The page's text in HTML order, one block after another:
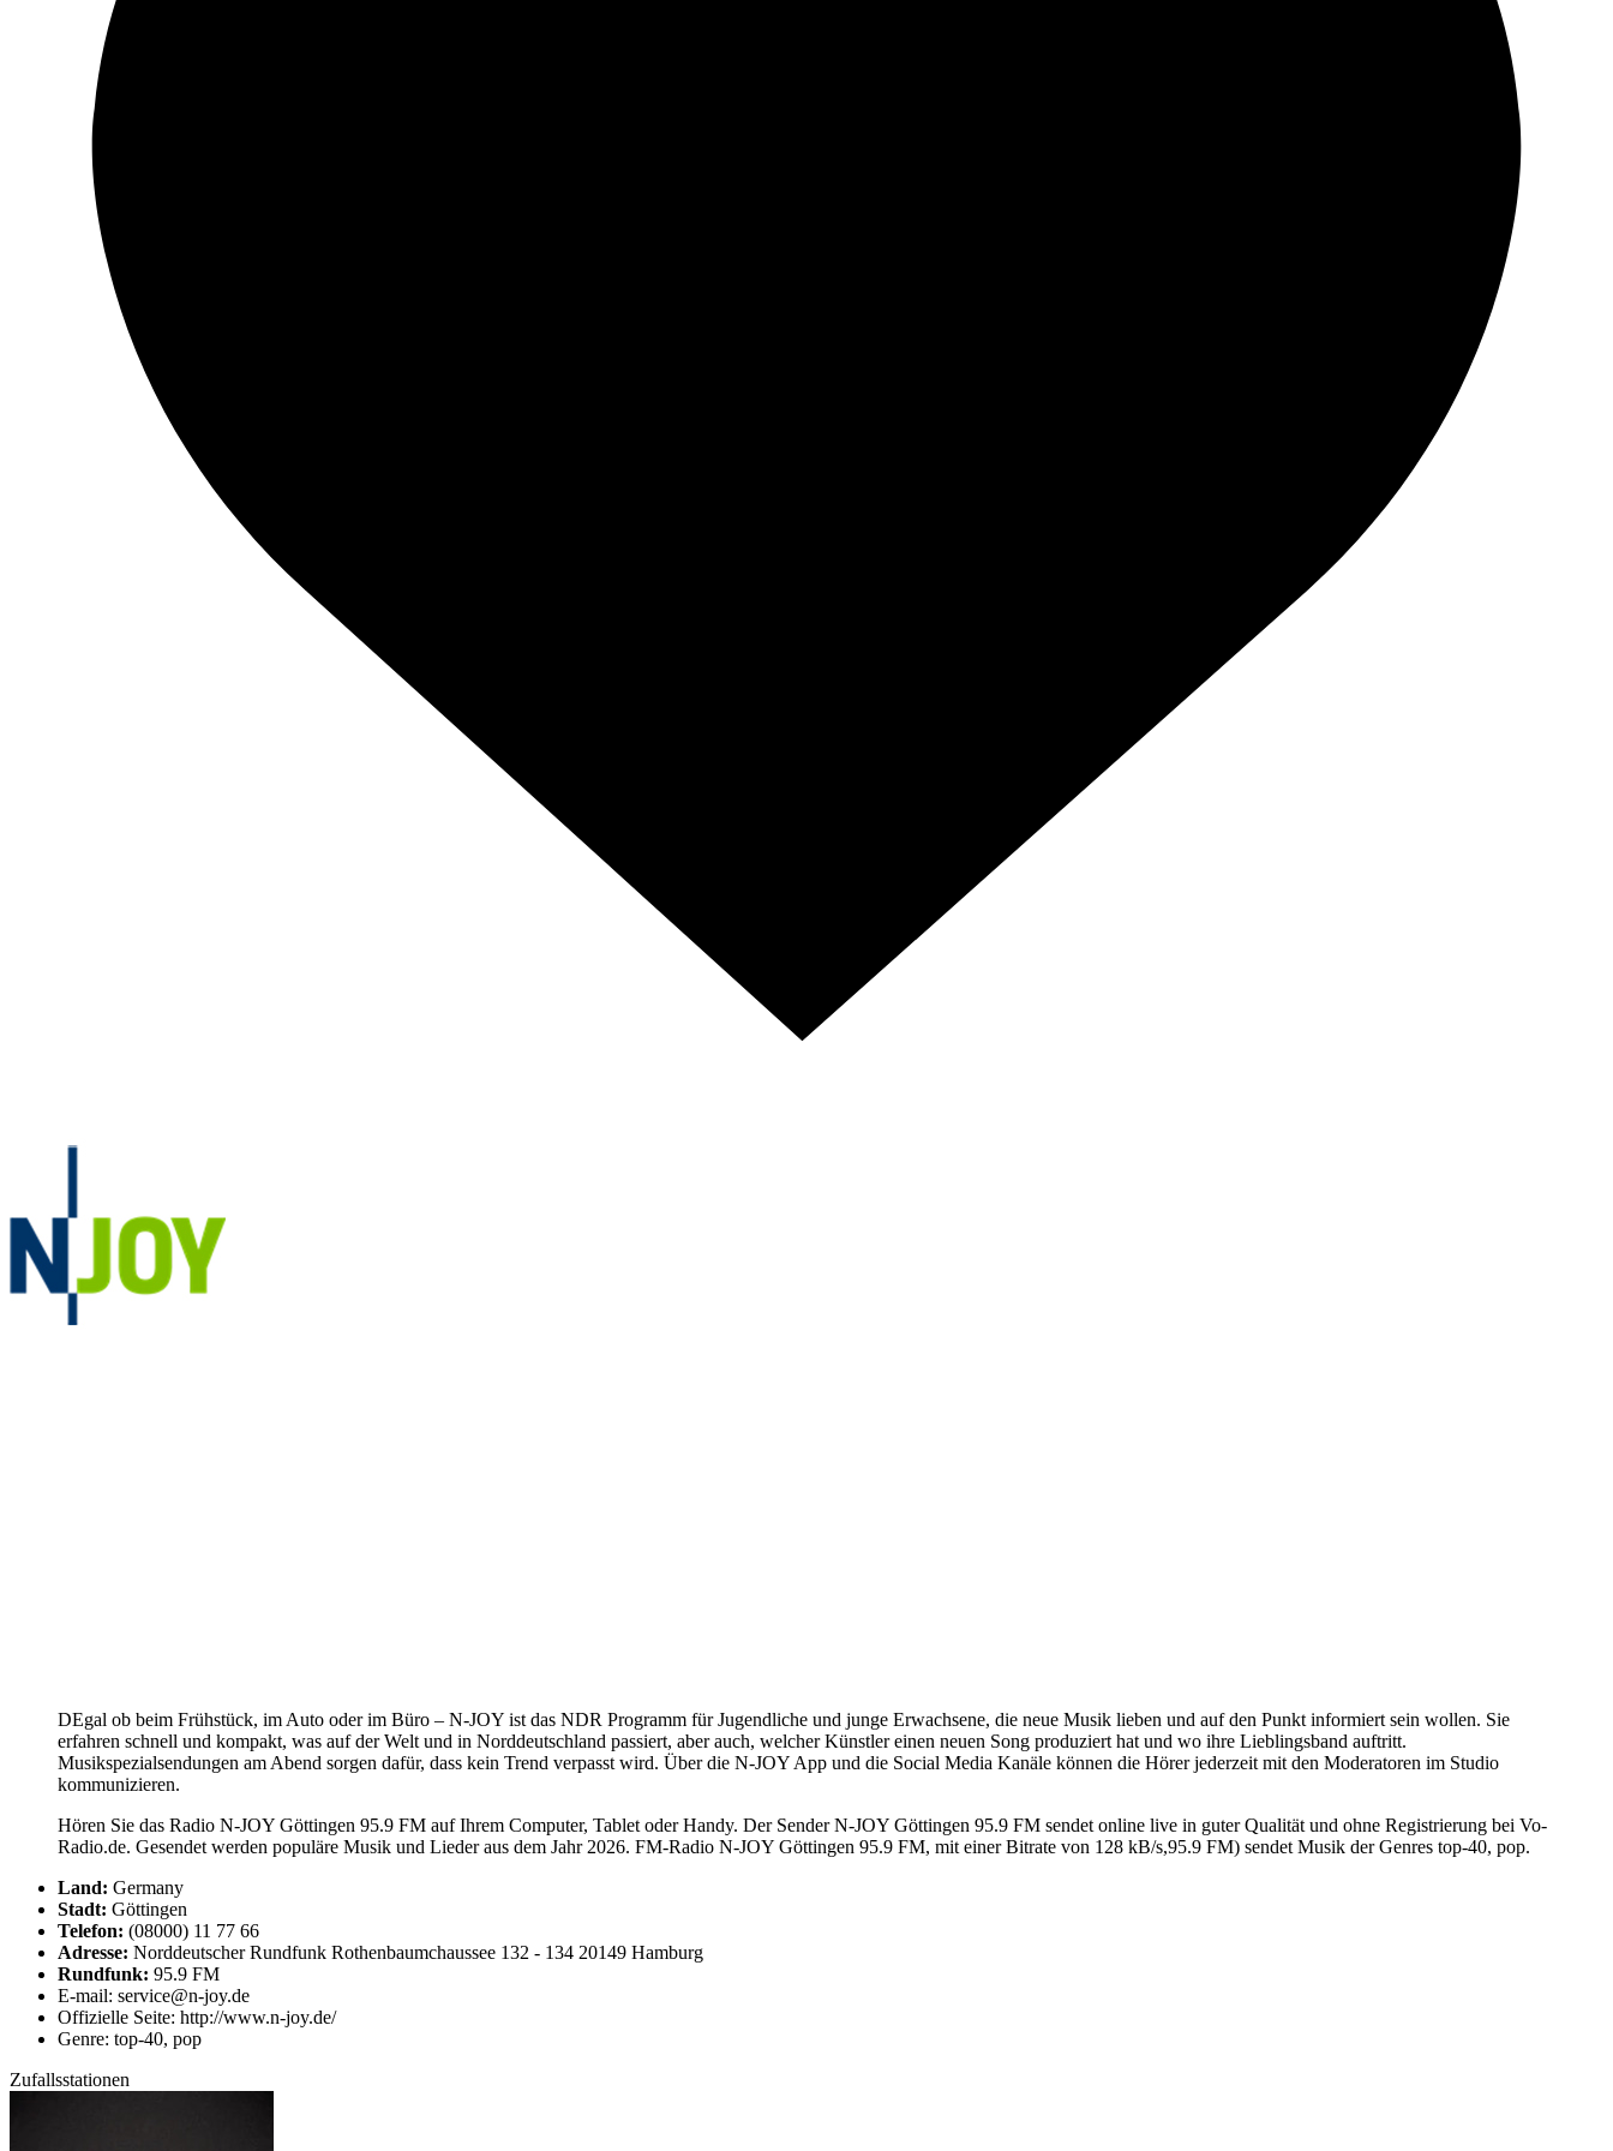
DEgal ob beim Frühstück, im Auto oder im Büro – N-JOY ist das NDR Programm für Jugendliche und junge Erwachsene, die neue Musik lieben und auf den Punkt informiert sein wollen. Sie
erfahren schnell und kompakt, was auf der Welt und in Norddeutschland passiert, aber auch, welcher Künstler einen neuen Song produziert hat und wo ihre Lieblingsband auftritt.
Musikspezialsendungen am Abend sorgen dafür, dass kein Trend verpasst wird. Über die N-JOY App und die Social Media Kanäle können die Hörer jederzeit mit den Moderatoren im Studio
kommunizieren.
Hören Sie das Radio N-JOY Göttingen 95.9 FM auf Ihrem Computer, Tablet oder Handy. Der Sender N-JOY Göttingen 95.9 FM sendet online live in guter Qualität und ohne Registrierung bei Vo-
Radio.de. Gesendet werden populäre Musik und Lieder aus dem Jahr 2026. FM-Radio N-JOY Göttingen 95.9 FM, mit einer Bitrate von 128 kB/s,95.9 FM) sendet Musik der Genres top-40, pop.
Land: Germany
Stadt: Göttingen
Telefon: (08000) 11 77 66
Adresse: Norddeutscher Rundfunk Rothenbaumchaussee 132 - 134 20149 Hamburg
Rundfunk: 95.9 FM
E-mail: service@n-joy.de
Offizielle Seite: http://www.n-joy.de/
Genre: top-40, pop
Zufallsstationen